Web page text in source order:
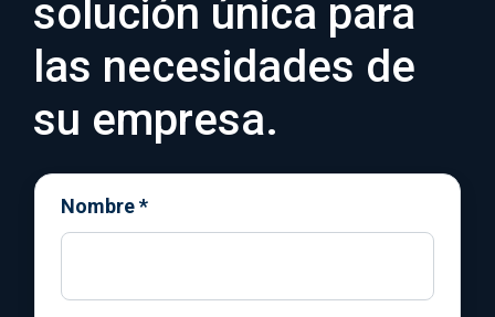
solución única para
las necesidades de
su empresa.
Nombre*